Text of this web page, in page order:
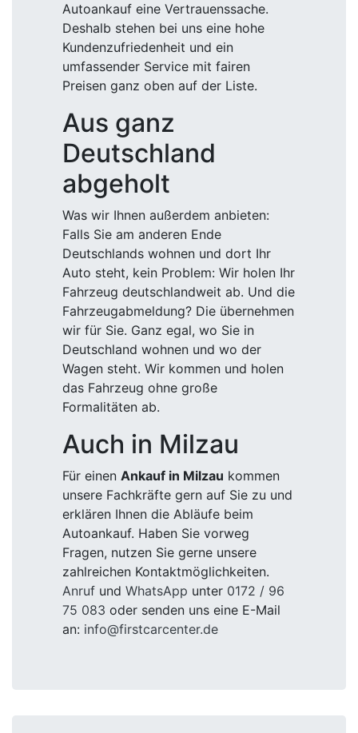
Autoankauf eine Vertrauenssache.
Deshalb stehen bei uns eine hohe
Kundenzufriedenheit und ein
umfassender Service mit fairen
Preisen ganz oben auf der Liste.
Aus ganz
Deutschland
abgeholt
Was wir Ihnen außerdem anbieten:
Falls Sie am anderen Ende
Deutschlands wohnen und dort Ihr
Auto steht, kein Problem: Wir holen Ihr
Fahrzeug deutschlandweit ab. Und die
Fahrzeugabmeldung? Die übernehmen
wir für Sie. Ganz egal, wo Sie in
Deutschland wohnen und wo der
Wagen steht. Wir kommen und holen
das Fahrzeug ohne große
Formalitäten ab.
Auch in Milzau
Für einen Ankauf in Milzau kommen
unsere Fachkräfte gern auf Sie zu und
erklären Ihnen die Abläufe beim
Autoankauf. Haben Sie vorweg
Fragen, nutzen Sie gerne unsere
zahlreichen Kontaktmöglichkeiten.
Anruf und WhatsApp unter 0172 / 96
75 083 oder senden uns eine E-Mail
an: info@firstcarcenter.de